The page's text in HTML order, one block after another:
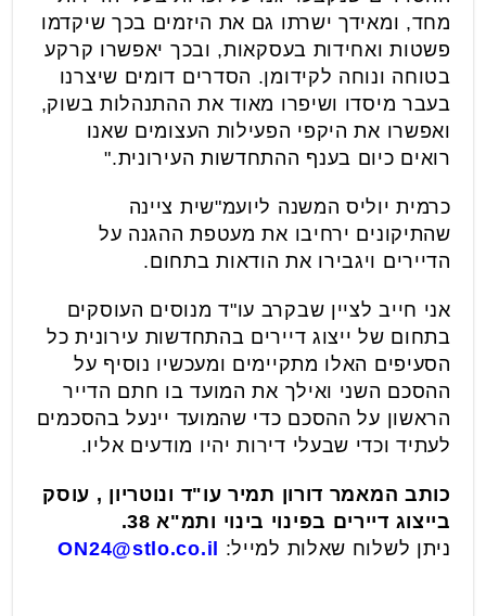
מחד, ומאידך ישרתו גם את היזמים בכך שיקדמו
פשטות ואחידות בעסקאות, ובכך יאפשרו קרקע
בטוחה ונוחה לקידומן. הסדרים דומים שיצרנו
בעבר מיסדו ושיפרו מאוד את ההתנהלות בשוק,
ואפשרו את היקפי הפעילות העצומים שאנו
רואים כיום בענף ההתחדשות העירונית."
כרמית יוליס המשנה ליועמ"שית ציינה
שהתיקונים ירחיבו את מעטפת ההגנה על
הדיירים ויגבירו את הודאות בתחום.
אני חייב לציין שבקרב עו"ד מנוסים העוסקים
בתחום של ייצוג דיירים בהתחדשות עירונית כל
הסעיפים האלו מתקיימים ומעכשיו נוסיף על
ההסכם השני ואילך את המועד בו חתם הדייר
הראשון על ההסכם כדי שהמועד יינעל בהסכמים
לעתיד וכדי שבעלי דירות יהיו מודעים אליו.
כותב המאמר דורון תמיר עו"ד ונוטריון , עוסק
בייצוג דיירים בפינוי בינוי ותמ"א 38.
ניתן לשלוח שאלות למייל:
ON24@stlo.co.il